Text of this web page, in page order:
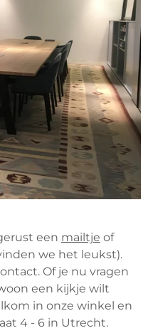
een mailtje of
we het leukst).
Of je nu vragen
een kijkje wilt
in onze winkel en
4 - 6 in Utrecht.